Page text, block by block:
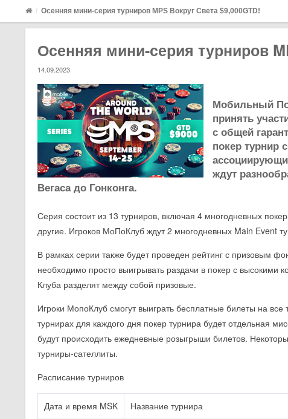
Осенняя мини-серия турниров MPS Вокруг Света $9,000GTD!
Осенняя мини-серия турниров
14.09.2023
Мобильный
принять
с общей
покер турнир
ждут
Вегаса до Гонконга.
Серия состоит из 13 турниров, включая 4 многодневных
другие. Игроков МоПоКлуб ждут 2 многодневных Main Event
В рамках серии также будет проведен рейтинг с призовым
необходимо просто выигрывать раздачи в покер с
Клуба разделят между собой призовые.
Игроки МопоКлуб смогут выиграть бесплатные билеты на
турнирах для каждого дня покер турнира будет отдельная
будут происходить ежедневные розыгрыши билетов.
турниры-сателлиты.
Расписание турниров
Дата и время MSK Название турнира